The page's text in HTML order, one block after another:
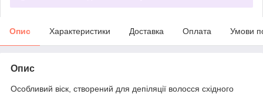
Опис Характеристики Доставка Оплата Умови
Опис
Особливий віск, створений для депіляції волосся східного